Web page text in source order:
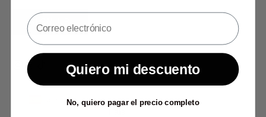
SIGN UP
España (EUR €)
Quiero mi descuento
No, quiero pagar el precio completo